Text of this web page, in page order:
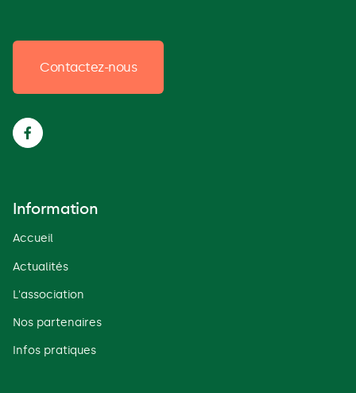
Contactez-nous

Information
Accueil
Actualités
L'association
Nos partenaires
Infos pratiques